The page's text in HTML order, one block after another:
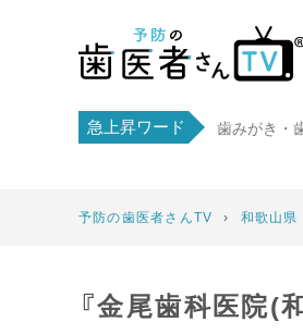
急上昇ワード 歯みがき・
予防の歯医者さんTV › 和歌山県
『金尾歯科医院(